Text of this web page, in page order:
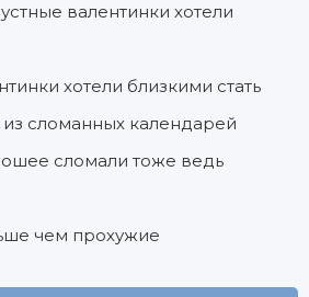
валентинки хотели
хотели близкими стать
сломанных календарей
сломали тоже ведь
чем прохужие